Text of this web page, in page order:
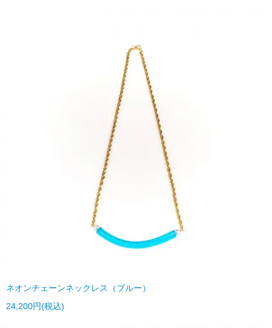
ネオンチェーンネックレス（ブルー）
24,200円(税込)